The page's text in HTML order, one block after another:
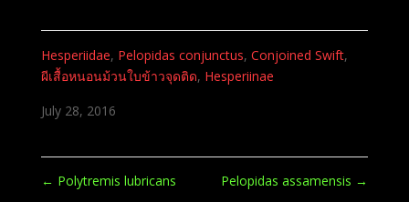
Hesperiidae, Pelopidas conjunctus, Conjoined Swift,
ผีเสื้อหนอนม้วนใบข้าวจุดติด, Hesperiinae
July 28, 2016
← Polytremis lubricans Pelopidas assamensis →